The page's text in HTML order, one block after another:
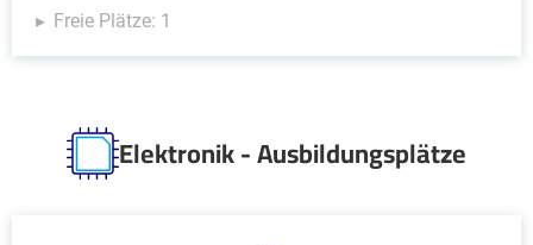
Freie Plätze: 1
Elektronik - Ausbildungsplätze